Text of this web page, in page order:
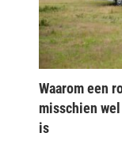
Waarom een
misschien
is